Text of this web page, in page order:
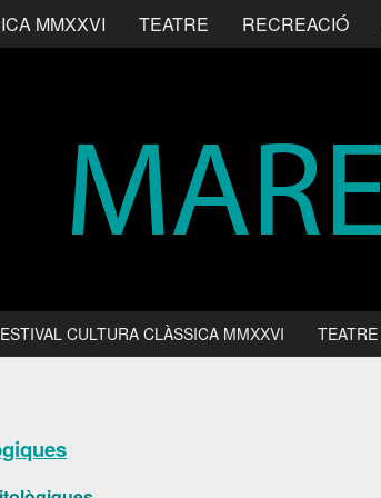
MMXXVI TEATRE RECREACIÓ
CULTURA CLÀSSICA MMXXVI TEATRE